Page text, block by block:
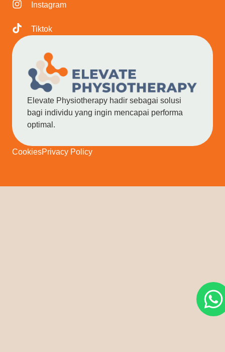
Instagram
Tiktok
Elevate Physiotherapy hadir sebagai solusi
bagi individu yang ingin mencapai performa
optimal.
CookiesPrivacy Policy